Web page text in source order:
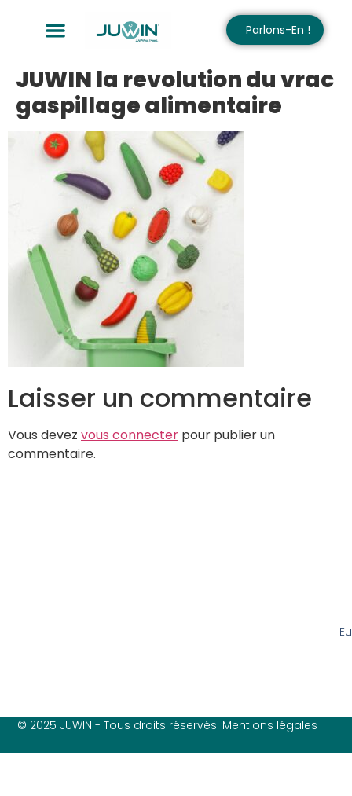
Parlons-En !
JUWIN la revolution du vrac
gaspillage alimentaire
Laisser un commentaire
Vous devez vous connecter pour publier un
commentaire.
© 2025 JUWIN - Tous droits réservés. Mentions légales